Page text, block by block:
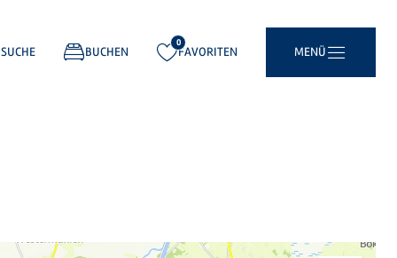
SUCHE BUCHEN FAVORITEN
gemerkt:
0
MENÜ